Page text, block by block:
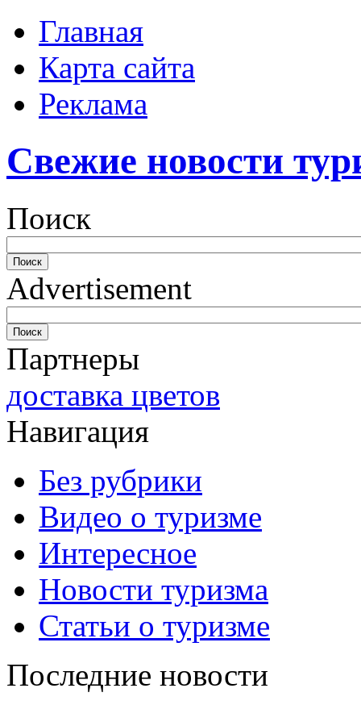
Главная
Карта сайта
Реклама
Свежие новости
Поиск
Advertisement
Партнеры
доставка цветов
Навигация
Без рубрики
Видео о туризме
Интересное
Новости туризма
Статьи о туризме
Последние новости